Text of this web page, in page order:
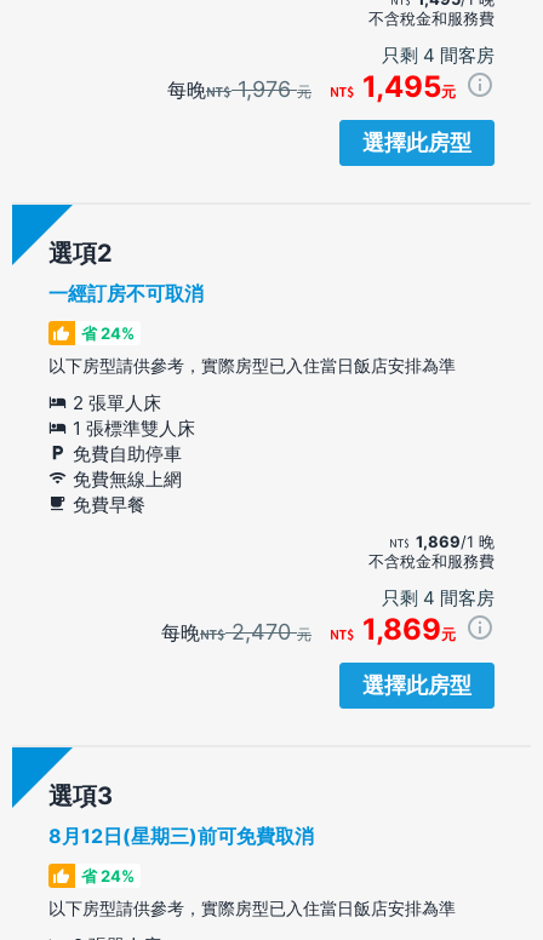
不含稅金和服務費
只剩 4 間客房
每晚 1,976元 1,495元
選擇此房型
選項
一經訂房不可取消
省 24%
以下房型請供參考，實際房型已入住當日飯店安排為準
2 張單人床
1 張標準雙人床
免費自助停車
免費無線上網
免費早餐
1,869/1 晚
不含稅金和服務費
只剩 4 間客房
每晚 2,470元 1,869元
選擇此房型
選項
8月12日(星期三)前可免費取消
省 24%
以下房型請供參考，實際房型已入住當日飯店安排為準